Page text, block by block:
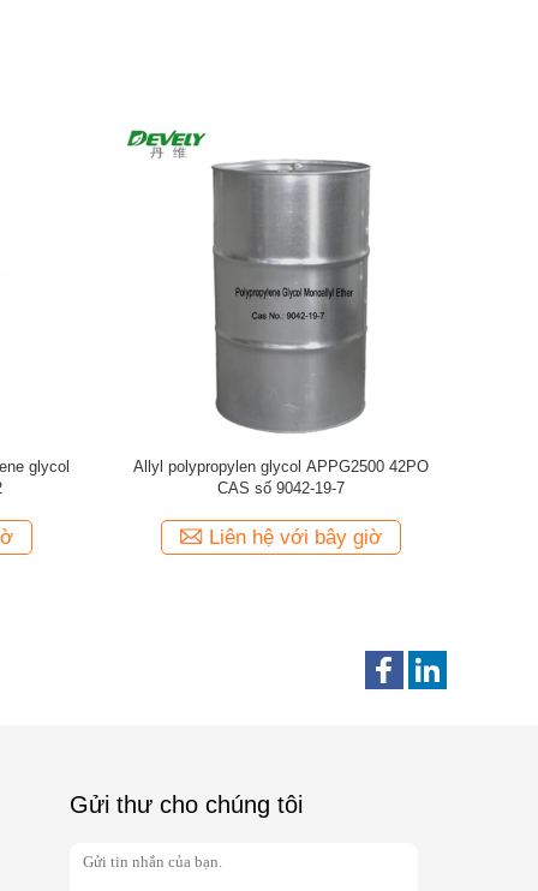
10PO
Allyl polypropylene glycol APPG460 7PO CAS
số 9042-19-7
Liên hệ với bây giờ
Gửi thư cho chúng tôi